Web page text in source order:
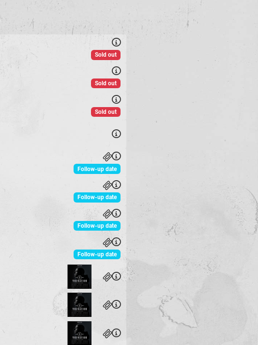
Sold out
Sold out
Sold out
Follow-up date
Follow-up date
Follow-up date
Follow-up date